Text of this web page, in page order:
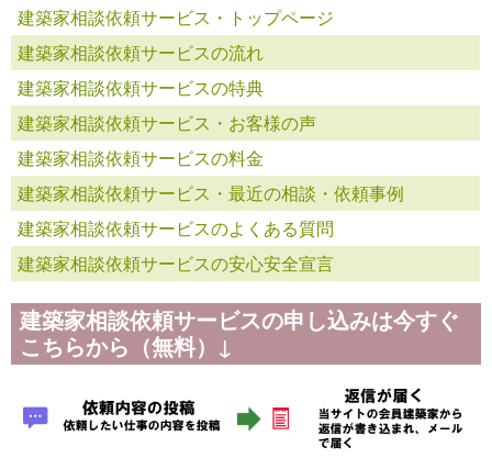
建築家相談依頼サービス・トップページ
建築家相談依頼サービスの流れ
建築家相談依頼サービスの特典
建築家相談依頼サービス・お客様の声
建築家相談依頼サービスの料金
建築家相談依頼サービス・最近の相談・依頼事例
建築家相談依頼サービスのよくある質問
建築家相談依頼サービスの安心安全宣言
建築家相談依頼サービスの申し込みは今すぐ
こちらから（無料）↓